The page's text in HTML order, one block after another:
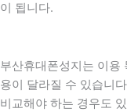
이 됩니다.
부산휴대폰성지는 이용
용이 달라질 수 있습니
비교해야 하는 경우도